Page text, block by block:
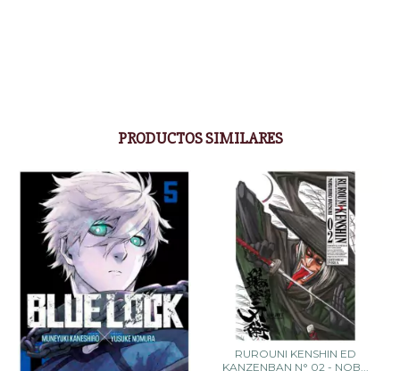
PRODUCTOS SIMILARES
RUROUNI KENSHIN ED
KANZENBAN N° 02 - NOB...